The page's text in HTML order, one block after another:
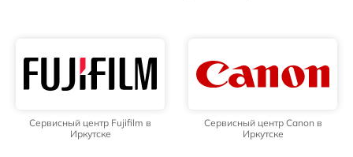
Сервисный центр Fujifilm в
Иркутске
Сервисный центр Canon в
Иркутске